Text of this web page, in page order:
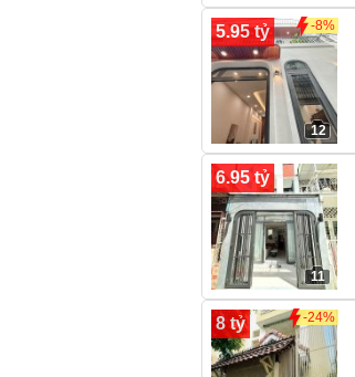
5.95 tỷ -8%
12
6.95 tỷ
11
8 tỷ -24%